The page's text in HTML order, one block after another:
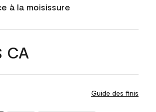
à la moisissure
CA
Guide des finis